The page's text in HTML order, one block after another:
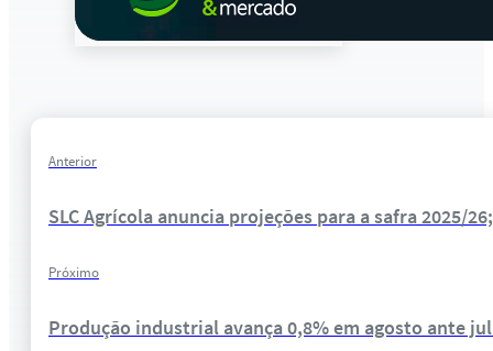
Anterior
SLC Agrícola anuncia projeções para a safra 2025/
Próximo
Produção industrial avança 0,8% em agosto ante